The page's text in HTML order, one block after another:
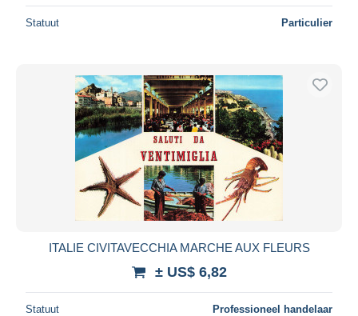
Statuut Particulier
ITALIE CIVITAVECCHIA MARCHE AUX FLEURS
± US$ 6,82
Statuut Professioneel handelaar